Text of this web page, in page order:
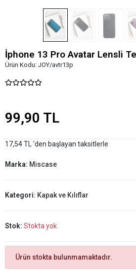
İphone 13 Pro Avatar Lensli
Ürün Kodu: JOY/avtr13p
99,90 TL
17,54 TL 'den başlayan taksitlerle
Marka: Miscase
Kategori: Kapak ve Kılıflar
Stok: Stokta yok
Ürün stokta bulunmamaktadır.